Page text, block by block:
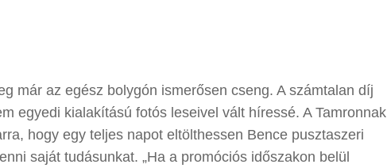
már az egész bolygón ismerősen cseng. A számtalan díj
egyedi kialakítású fotós leseivel vált híressé. A Tamronnak
hogy egy teljes napot eltölthessen Bence pusztaszeri
saját tudásunkat. „Ha a promóciós időszakon belül